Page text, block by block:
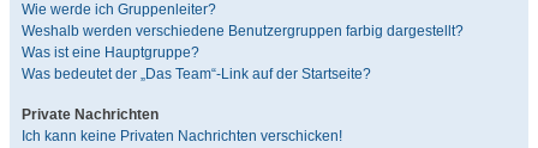
Wie werde ich Gruppenleiter?
Weshalb werden verschiedene Benutzergruppen farbig dargestellt?
Was ist eine Hauptgruppe?
Was bedeutet der „Das Team“-Link auf der Startseite?
Private Nachrichten
Ich kann keine Privaten Nachrichten verschicken!